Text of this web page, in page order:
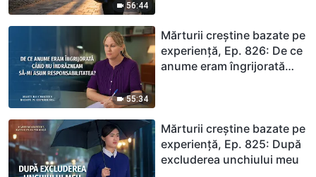
56:44
55:34
Mărturii creștine bazate pe
experiență, Ep. 826: De ce
anume eram îngrijorată
Mărturii creștine bazate pe
experiență, Ep. 825: După
excluderea unchiului meu